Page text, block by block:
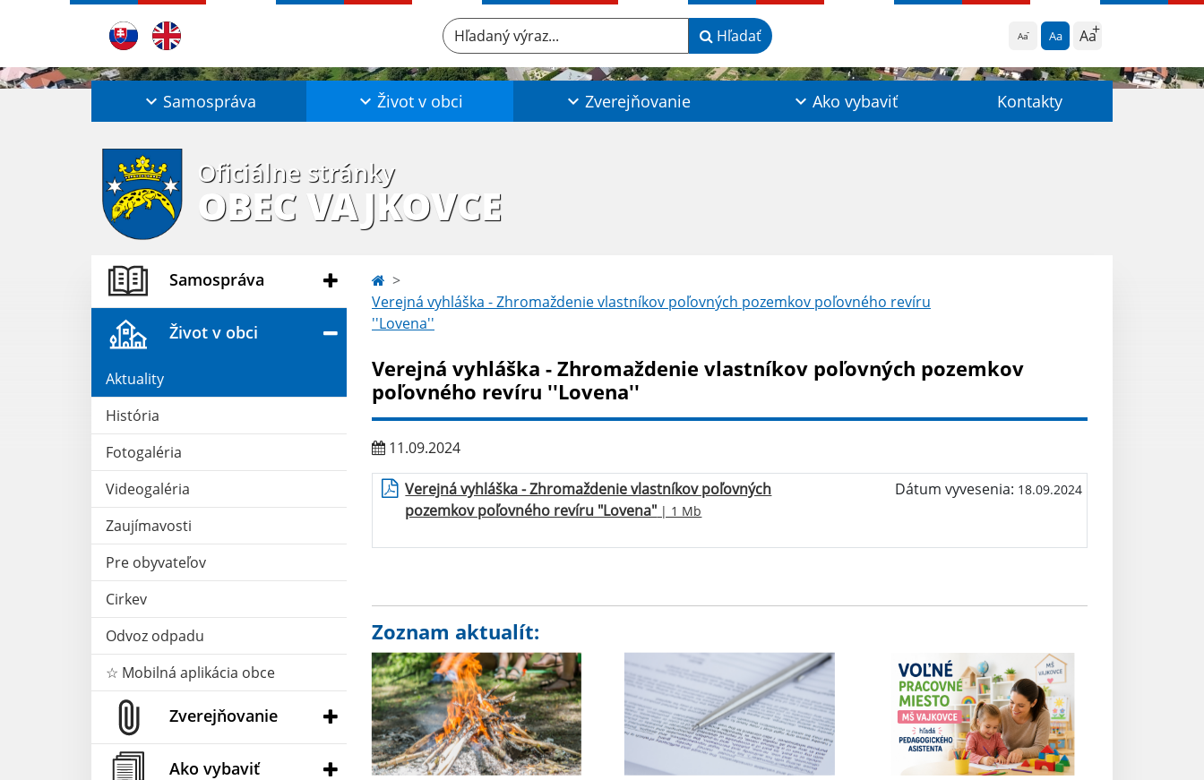
Aa Aa Aa
Hľadaný výraz... Hľadať
Samospráva Život v obci Zverejňovanie Ako vybaviť Kontakty
Oficiálne stránky
OBEC VAJKOVCE
Samospráva
Život v obci
Aktuality
História
Fotogaléria
Videogaléria
Zaujímavosti
Pre obyvateľov
Cirkev
Odvoz odpadu
☆ Mobilná aplikácia obce
Zverejňovanie
Ako vybaviť
Verejná vyhláška - Zhromaždenie vlastníkov poľovných pozemkov poľovného revíru
''Lovena''
Verejná vyhláška - Zhromaždenie vlastníkov poľovných pozemkov
poľovného revíru ''Lovena''
11.09.2024
Verejná vyhláška - Zhromaždenie vlastníkov poľovných
pozemkov poľovného revíru "Lovena" | 1 Mb
Dátum vyvesenia: 18.09.2024
Zoznam aktualít: